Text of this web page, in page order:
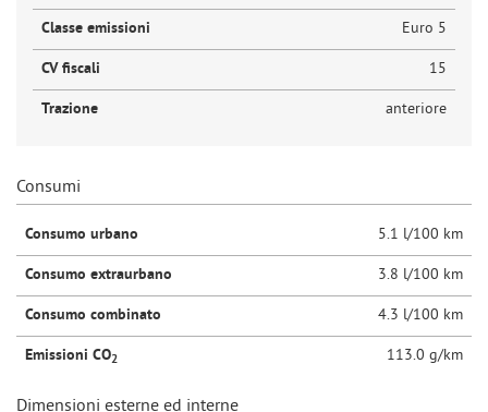
Classe emissioni Euro 5
CV fiscali 15
Trazione anteriore
Consumi
Consumo urbano 5.1 l/100 km
Consumo extraurbano 3.8 l/100 km
Consumo combinato 4.3 l/100 km
Emissioni CO2 113.0 g/km
Dimensioni esterne ed interne